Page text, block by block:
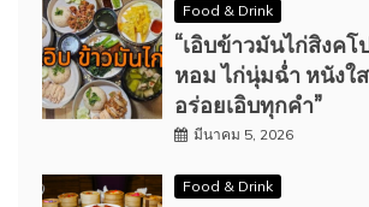
Food & Drink
“เอิบข้าวมันไก่สิงค
หอม ไก่นุ่มฉ่ำ หนังใ
อร่อยเอิบทุกคำ”
มีนาคม 5, 2026
Food & Drink